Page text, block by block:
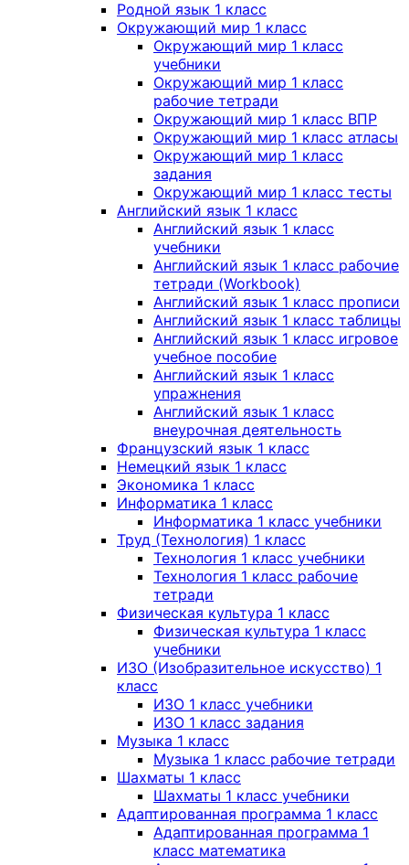
Родной язык 1 класс
Окружающий мир 1 класс
Окружающий мир 1 класс
учебники
Окружающий мир 1 класс
рабочие тетради
Окружающий мир 1 класс ВПР
Окружающий мир 1 класс атласы
Окружающий мир 1 класс
задания
Окружающий мир 1 класс тесты
Английский язык 1 класс
Английский язык 1 класс
учебники
Английский язык 1 класс рабочие
тетради (Workbook)
Английский язык 1 класс прописи
Английский язык 1 класс таблицы
Английский язык 1 класс игровое
учебное пособие
Английский язык 1 класс
упражнения
Английский язык 1 класс
внеурочная деятельность
Французский язык 1 класс
Немецкий язык 1 класс
Экономика 1 класс
Информатика 1 класс
Информатика 1 класс учебники
Труд (Технология) 1 класс
Технология 1 класс учебники
Технология 1 класс рабочие
тетради
Физическая культура 1 класс
Физическая культура 1 класс
учебники
ИЗО (Изобразительное искусство) 1
класс
ИЗО 1 класс учебники
ИЗО 1 класс задания
Музыка 1 класс
Музыка 1 класс рабочие тетради
Шахматы 1 класс
Шахматы 1 класс учебники
Адаптированная программа 1 класс
Адаптированная программа 1
класс математика